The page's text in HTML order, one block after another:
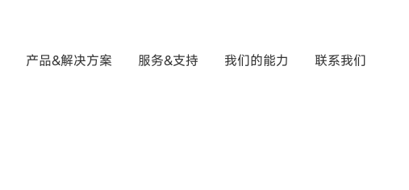
产品&解决方案 服务&支持 我们的能力 联系我们